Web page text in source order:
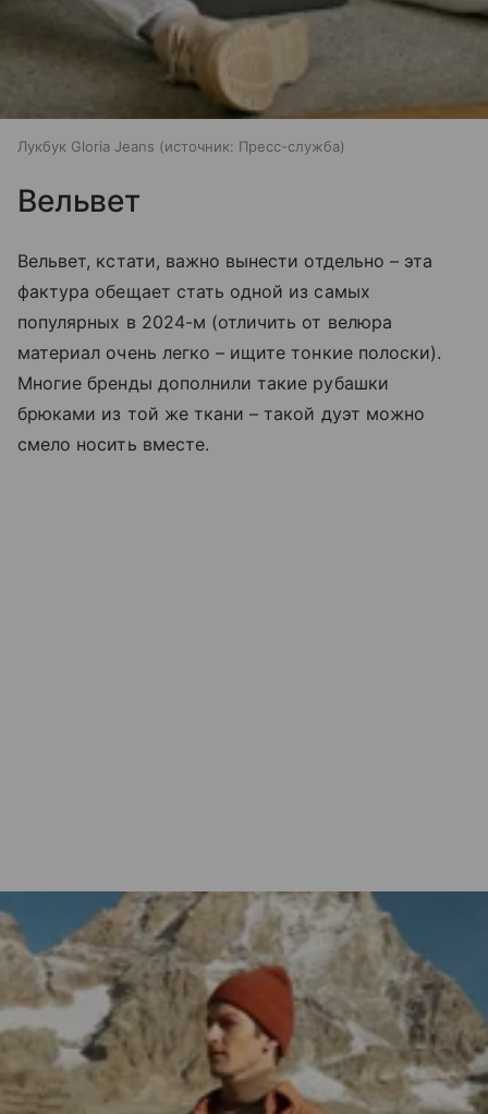
Лукбук Gloria Jeans источник: Пресс-служба
Вельвет
Вельвет, кстати, важно вынести отдельно – эта
фактура обещает стать одной из самых
популярных в 2024-м (отличить от велюра
материал очень легко – ищите тонкие полоски).
Многие бренды дополнили такие рубашки
брюками из той же ткани – такой дуэт можно
смело носить вместе.